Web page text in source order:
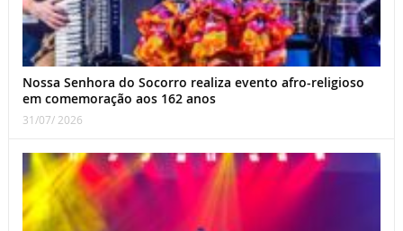
Nossa Senhora do Socorro realiza evento afro-religioso
em comemoração aos 162 anos
31/07/ 2026